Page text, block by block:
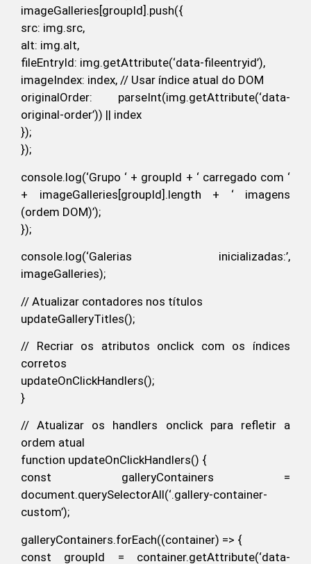
imageGalleries[groupId].push({
src: img.src,
alt: img.alt,
fileEntryId: img.getAttribute(‘data-fileentryid’),
imageIndex: index, // Usar índice atual do DOM
originalOrder: parseInt(img.getAttribute(‘data-
original-order’)) || index
});
});
console.log(‘Grupo ‘ + groupId + ‘ carregado com ‘
+ imageGalleries[groupId].length + ‘ imagens
(ordem DOM)’);
});
console.log(‘Galerias inicializadas:’,
imageGalleries);
// Atualizar contadores nos títulos
updateGalleryTitles();
// Recriar os atributos onclick com os índices
corretos
updateOnClickHandlers();
}
// Atualizar os handlers onclick para refletir a
ordem atual
function updateOnClickHandlers() {
const galleryContainers =
document.querySelectorAll(‘.gallery-container-
custom’);
galleryContainers.forEach((container) => {
const groupId = container.getAttribute(‘data-